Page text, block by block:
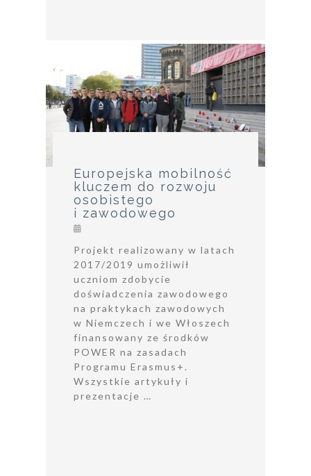
Europejska mobilność
kluczem do rozwoju
osobistego
i zawodowego
Projekt realizowany w latach
2017/2019 umożliwił
uczniom zdobycie
doświadczenia zawodowego
na praktykach zawodowych
w Niemczech i we Włoszech
finansowany ze środków
POWER na zasadach
Programu Erasmus+.
Wszystkie artykuły i
prezentacje …